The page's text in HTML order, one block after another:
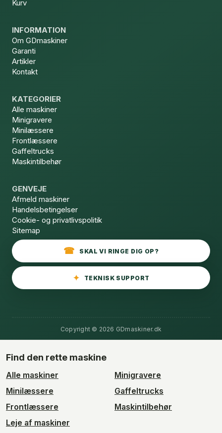
Kurv
INFORMATION
Om GDmaskiner
Garanti
Artikler
Kontakt
KATEGORIER
Alle maskiner
Minigravere
Minilæssere
Frontlæssere
Gaffeltrucks
Maskintilbehør
GENVEJE
Afmeld maskiner
Handelsbetingelser
Cookie- og privatlivspolitik
Sitemap
SKAL VI RINGE DIG OP?
TEKNISK SUPPORT
Copyright © 2026 GDmaskiner.dk
Find den rette maskine
Alle maskiner
Minigravere
Minilæssere
Gaffeltrucks
Frontlæssere
Maskintilbehør
Leje af maskiner